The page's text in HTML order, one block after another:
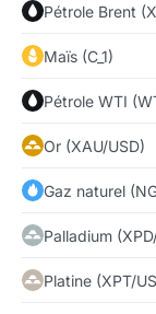
Pétrole Brent
Maïs (C_1)
Pétrole WTI
Or (XAU/USD)
Gaz naturel
Palladium
Platine (XPT/